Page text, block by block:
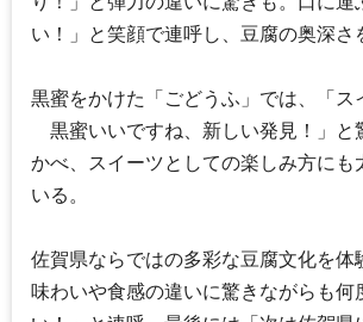
い！」と笑顔で連呼し、豆腐の奥深さ
黒蜜をかけた「ごどうふ」では、「ス
黒蜜いいですね、新しい発見！」と
かべ、スイーツとしての楽しみ方にも
いる。
佐賀県ならではの多彩な豆腐文化を体
味わいや食感の違いに驚きながらも何